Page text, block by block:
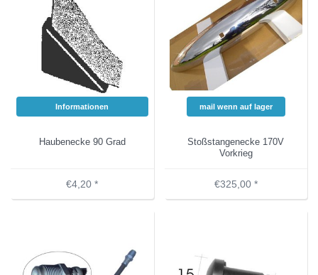
Informationen
Haubenecke 90 Grad
€4,20 *
mail wenn auf lager
Stoßstangenecke 170V
Vorkrieg
€325,00 *